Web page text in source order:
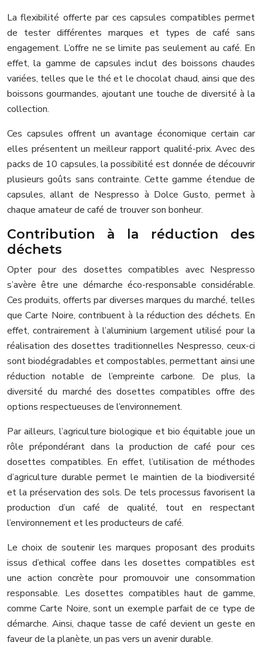
La flexibilité offerte par ces capsules compatibles permet
de tester différentes marques et types de café sans
engagement. L’offre ne se limite pas seulement au café. En
effet, la gamme de capsules inclut des boissons chaudes
variées, telles que le thé et le chocolat chaud, ainsi que des
boissons gourmandes, ajoutant une touche de diversité à la
collection.
Ces capsules offrent un avantage économique certain car
elles présentent un meilleur rapport qualité-prix. Avec des
packs de 10 capsules, la possibilité est donnée de découvrir
plusieurs goûts sans contrainte. Cette gamme étendue de
capsules, allant de Nespresso à Dolce Gusto, permet à
chaque amateur de café de trouver son bonheur.
Contribution à la réduction des
déchets
Opter pour des dosettes compatibles avec Nespresso
s’avère être une démarche éco-responsable considérable.
Ces produits, offerts par diverses marques du marché, telles
que Carte Noire, contribuent à la réduction des déchets. En
effet, contrairement à l’aluminium largement utilisé pour la
réalisation des dosettes traditionnelles Nespresso, ceux-ci
sont biodégradables et compostables, permettant ainsi une
réduction notable de l’empreinte carbone. De plus, la
diversité du marché des dosettes compatibles offre des
options respectueuses de l’environnement.
Par ailleurs, l’agriculture biologique et bio équitable joue un
rôle prépondérant dans la production de café pour ces
dosettes compatibles. En effet, l’utilisation de méthodes
d’agriculture durable permet le maintien de la biodiversité
et la préservation des sols. De tels processus favorisent la
production d’un café de qualité, tout en respectant
l’environnement et les producteurs de café.
Le choix de soutenir les marques proposant des produits
issus d’ethical coffee dans les dosettes compatibles est
une action concrète pour promouvoir une consommation
responsable. Les dosettes compatibles haut de gamme,
comme Carte Noire, sont un exemple parfait de ce type de
démarche. Ainsi, chaque tasse de café devient un geste en
faveur de la planète, un pas vers un avenir durable.